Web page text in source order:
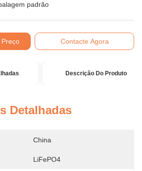
padrão
Contacte Agora
Descrição Do Produto
Detalhadas
China
LiFePO4